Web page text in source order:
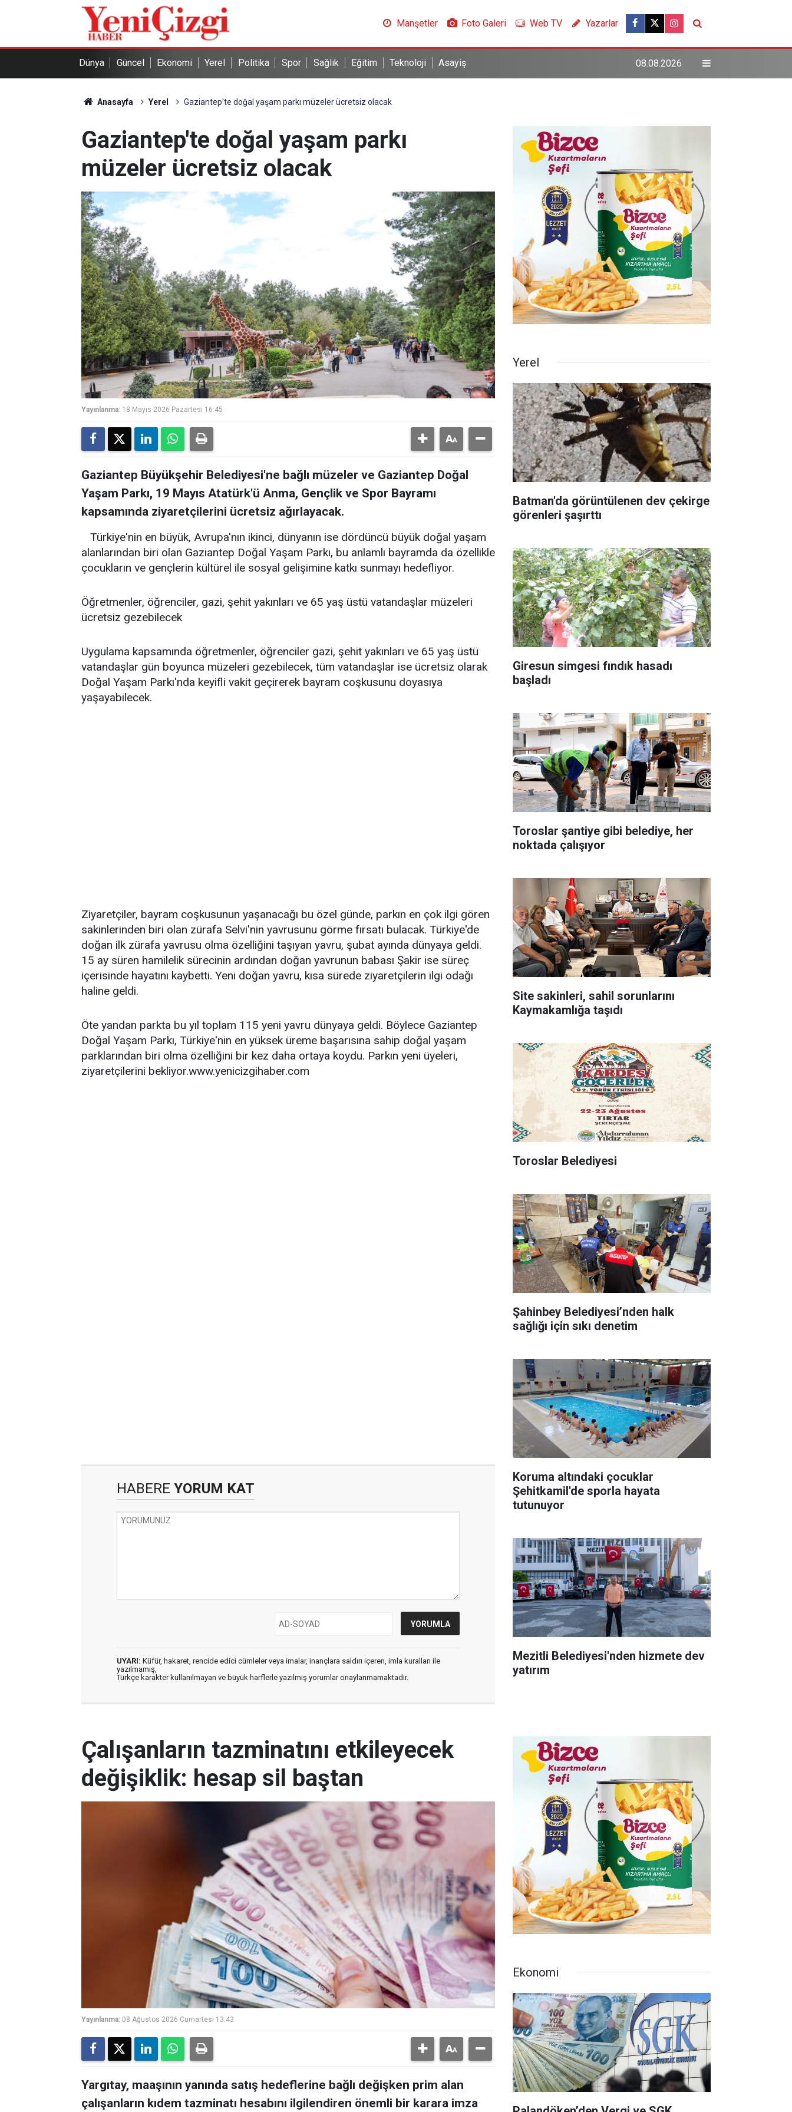
Manşetler Foto Galeri Web TV Yazarlar
Dünya Güncel Ekonomi Yerel Politika Spor Sağlık Eğitim Teknoloji Asayiş 08.08.2026
Anasayfa Yerel Gaziantep'te doğal yaşam parkı müzeler ücretsiz olacak
Gaziantep'te doğal yaşam parkı
müzeler ücretsiz olacak
Yayınlanma: 18 Mayıs 2026 Pazartesi 16:45
Gaziantep Büyükşehir Belediyesi'ne bağlı müzeler ve Gaziantep Doğal
Yaşam Parkı, 19 Mayıs Atatürk'ü Anma, Gençlik ve Spor Bayramı
kapsamında ziyaretçilerini ücretsiz ağırlayacak.
Türkiye'nin en büyük, Avrupa'nın ikinci, dünyanın ise dördüncü büyük doğal yaşam
alanlarından biri olan Gaziantep Doğal Yaşam Parkı, bu anlamlı bayramda da özellikle
çocukların ve gençlerin kültürel ile sosyal gelişimine katkı sunmayı hedefliyor.
Öğretmenler, öğrenciler, gazi, şehit yakınları ve 65 yaş üstü vatandaşlar müzeleri
ücretsiz gezebilecek
Uygulama kapsamında öğretmenler, öğrenciler gazi, şehit yakınları ve 65 yaş üstü
vatandaşlar gün boyunca müzeleri gezebilecek, tüm vatandaşlar ise ücretsiz olarak
Doğal Yaşam Parkı'nda keyifli vakit geçirerek bayram coşkusunu doyasıya
yaşayabilecek.
Ziyaretçiler, bayram coşkusunun yaşanacağı bu özel günde, parkın en çok ilgi gören
sakinlerinden biri olan zürafa Selvi'nin yavrusunu görme fırsatı bulacak. Türkiye'de
doğan ilk zürafa yavrusu olma özelliğini taşıyan yavru, şubat ayında dünyaya geldi.
15 ay süren hamilelik sürecinin ardından doğan yavrunun babası Şakir ise süreç
içerisinde hayatını kaybetti. Yeni doğan yavru, kısa sürede ziyaretçilerin ilgi odağı
haline geldi.
Öte yandan parkta bu yıl toplam 115 yeni yavru dünyaya geldi. Böylece Gaziantep
Doğal Yaşam Parkı, Türkiye'nin en yüksek üreme başarısına sahip doğal yaşam
parklarından biri olma özelliğini bir kez daha ortaya koydu. Parkın yeni üyeleri,
ziyaretçilerini bekliyor.www.yenicizgihaber.com
HABERE YORUM KAT
UYARI: Küfür, hakaret, rencide edici cümleler veya imalar, inançlara saldırı içeren, imla kuralları ile
yazılmamış,
Türkçe karakter kullanılmayan ve büyük harflerle yazılmış yorumlar onaylanmamaktadır.
Yerel
Batman'da görüntülenen dev çekirge
görenleri şaşırttı
Giresun simgesi fındık hasadı
başladı
Toroslar şantiye gibi belediye, her
noktada çalışıyor
Site sakinleri, sahil sorunlarını
Kaymakamlığa taşıdı
Toroslar Belediyesi
Şahinbey Belediyesi’nden halk
sağlığı için sıkı denetim
Koruma altındaki çocuklar
Şehitkamil'de sporla hayata
tutunuyor
Mezitli Belediyesi'nden hizmete dev
yatırım
Çalışanların tazminatını etkileyecek
değişiklik: hesap sil baştan
Yayınlanma: 08 Ağustos 2026 Cumartesi 13:43
Yargıtay, maaşının yanında satış hedeflerine bağlı değişken prim alan
çalışanların kıdem tazminatı hesabını ilgilendiren önemli bir karara imza
Ekonomi